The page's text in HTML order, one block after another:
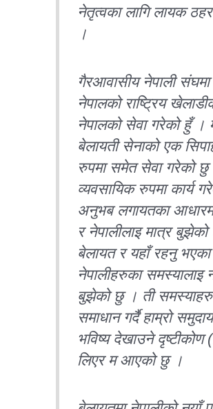
नेतृत्वका लागि लायक
।
गैरआवासीय नेपाली
नेपालको राष्ट्रिय
नेपालको सेवा गरेको हुँ ।
बेलायती सेनाको एक
रुपमा समेत सेवा गरेको छु
व्यवसायिक रुपमा कार्य
अनुभब लगायतका
र नेपालीलाइ मात्र
बेलायत र यहाँ रहनु भएका
नेपालीहरुका समस्यालाइ
बुझेको छु । ती
समाधान गर्दै हाम्रो
भविष्य देखाउने दृष्टीकोण
लिएर म आएको छु ।